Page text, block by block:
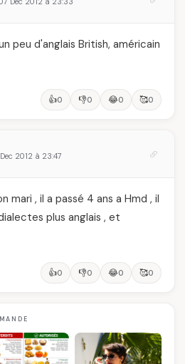
peu d'anglais British, américain
👍0 👎0 😂0 🥰0
2012 à 23:47
mari , il a passé 4 ans a Hmd , il
plus anglais , et
👍0 👎0 😂0 🥰0